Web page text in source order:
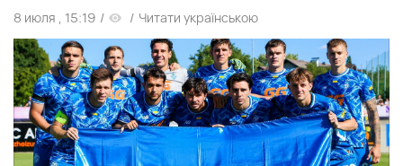
8 июля , 15:19 / / Читати українською